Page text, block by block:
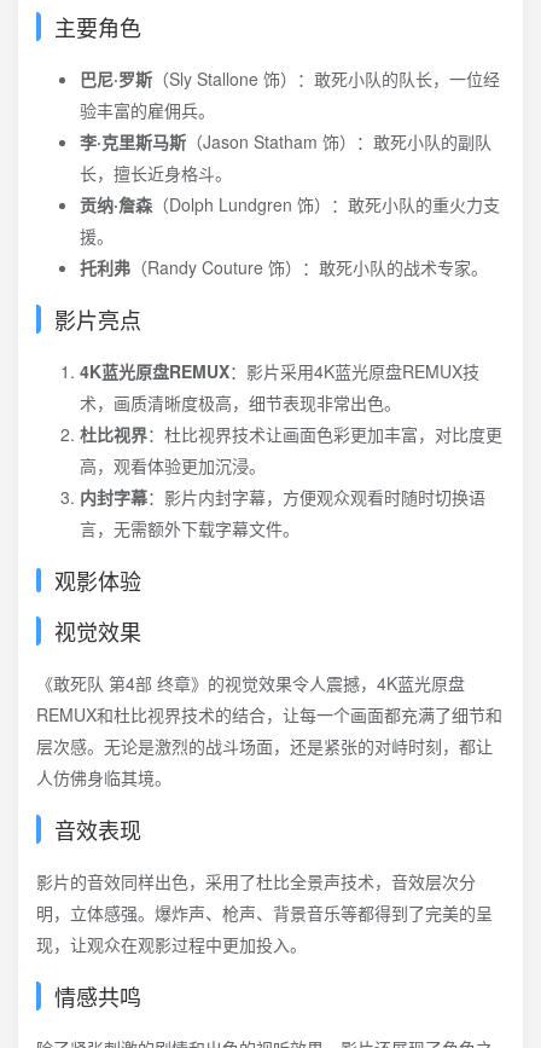
主要角色
巴尼·罗斯 （Sly Stallone 饰）：敢死小队的队长，一位经
验丰富的雇佣兵。
李·克里斯马斯 （Jason Statham 饰）：敢死小队的副队
长，擅长近身格斗。
贡纳·詹森 （Dolph Lundgren 饰）：敢死小队的重火力支
援。
托利弗 （Randy Couture 饰）：敢死小队的战术专家。
影片亮点
4K蓝光原盘REMUX：影片采用4K蓝光原盘REMUX技
术，画质清晰度极高，细节表现非常出色。
杜比视界：杜比视界技术让画面色彩更加丰富，对比度更
高，观看体验更加沉浸。
内封字幕：影片内封字幕，方便观众观看时随时切换语
言，无需额外下载字幕文件。
观影体验
视觉效果
《敢死队 第4部 终章》的视觉效果令人震撼，4K蓝光原盘
REMUX和杜比视界技术的结合，让每一个画面都充满了细节和
层次感。无论是激烈的战斗场面，还是紧张的对峙时刻，都让
人仿佛身临其境。
音效表现
影片的音效同样出色，采用了杜比全景声技术，音效层次分
明，立体感强。爆炸声、枪声、背景音乐等都得到了完美的呈
现，让观众在观影过程中更加投入。
情感共鸣